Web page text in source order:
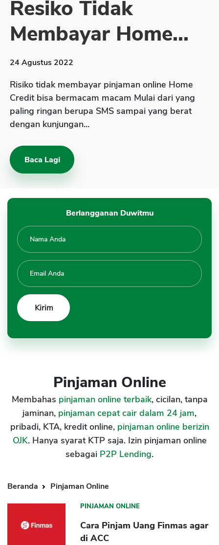
Sekuritas Saham
Bank Digital
Crypto
Assets Crypto
Exchange
Asuransi
Asuransi Jiwa
Asuransi Syariah
Resiko Tidak
Membayar Home...
24 Agustus 2022
Risiko tidak membayar pinjaman online Home
Credit bisa bermacam macam Mulai dari yang
paling ringan berupa SMS sampai yang berat
dengan kunjungan...
Baca Lagi
Berlangganan Duwitmu
Pinjaman Online
Membahas pinjaman online terbaik, cicilan, tanpa
jaminan, pinjaman cepat cair dalam 24 jam,
pribadi, KTA, kredit online, pinjaman online berizin
OJK. Hanya syarat KTP saja. Izin pinjaman online
sebagai P2P Lending.
Beranda Pinjaman Online
PINJAMAN ONLINE
Cara Pinjam Uang Finmas agar
di ACC